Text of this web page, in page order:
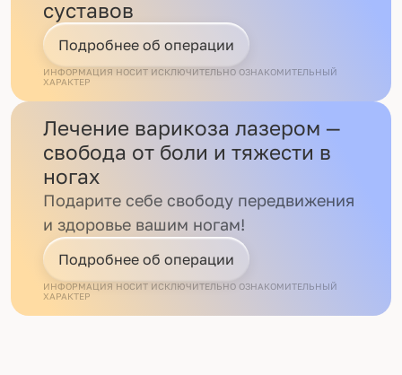
суставов
Подробнее об операции
ИНФОРМАЦИЯ НОСИТ ИСКЛЮЧИТЕЛЬНО ОЗНАКОМИТЕЛЬНЫЙ
ХАРАКТЕР
Лечение варикоза лазером —
свобода от боли и тяжести в
ногах
Подарите себе свободу передвижения
и здоровье вашим ногам!
Подробнее об операции
ИНФОРМАЦИЯ НОСИТ ИСКЛЮЧИТЕЛЬНО ОЗНАКОМИТЕЛЬНЫЙ
ХАРАКТЕР